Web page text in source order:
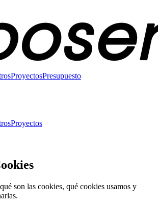
ProyectosPresupuesto
Proyectos
son las cookies, qué cookies usamos y